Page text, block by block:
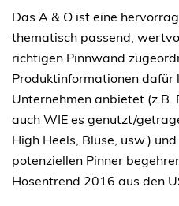
Das A & O ist eine
thematisch passend,
richtigen Pinnwand
Produktinformationen dafür
Unternehmen anbietet (z.B.
auch WIE es genutzt/
High Heels, Bluse, usw.)
potenziellen Pinner
Hosentrend 2016 aus den